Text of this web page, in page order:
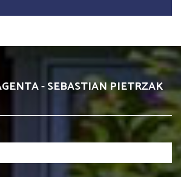
- SEBASTIAN PIETRZAK